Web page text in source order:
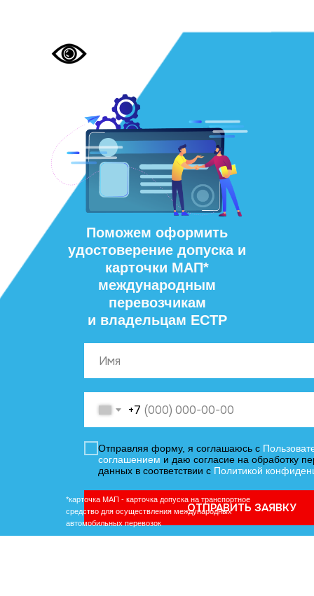
Поможем оформить
удостоверение допуска и
карточки МАП*
международным
перевозчикам
и владельцам ЕСТР
+7
Отправляя форму, я соглашаюсь с
соглашением и даю согласие на обработку
данных в соответствии с Политикой
ОТПРАВИТЬ ЗАЯВКУ
*карточка МАП - карточка допуска на транспортное
средство для осуществления международных
автомобильных перевозок